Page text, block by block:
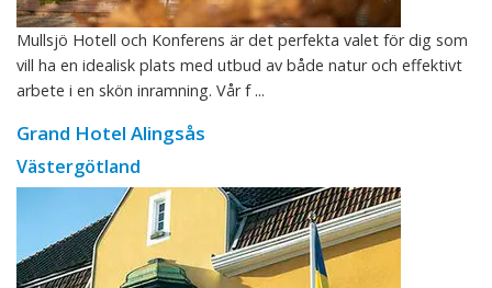
Mullsjö Hotell och Konferens är det perfekta valet för dig som
vill ha en idealisk plats med utbud av både natur och effektivt
arbete i en skön inramning. Vår f ...
Grand Hotel Alingsås
Västergötland